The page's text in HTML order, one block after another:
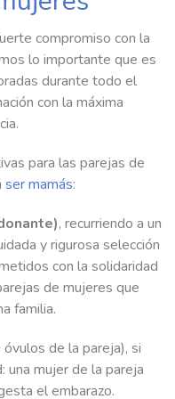
compromiso con la
lo importante que es
durante todo el
con la máxima
para las parejas de
ser mamás:
, recurriendo a un
y rigurosa selección
con la solidaridad
de mujeres que
familia.
de la pareja), si
una mujer de la pareja
el embarazo.